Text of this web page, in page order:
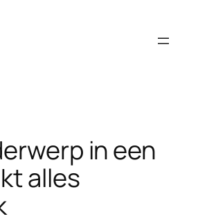
in een
alles